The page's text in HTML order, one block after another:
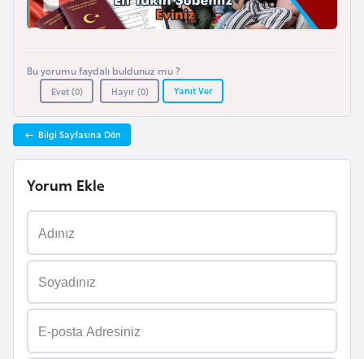
Bu yorumu faydalı buldunuz mu ?
Evet (0) Hayır (0) Yanıt Ver
Bilgi Sayfasına Dön
Yorum Ekle
g
a
r
s
t
a
n
r
i
a